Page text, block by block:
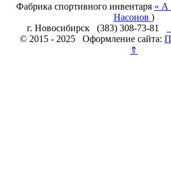
Фабрика спортивного инвентаря « А
Насонов )
г. Новосибирск (383) 308-73-81
© 2015 - 2025 Оформление сайта:
⇑